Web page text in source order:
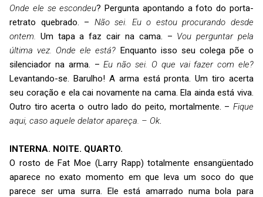
Onde ele se escondeu? Pergunta apontando a foto do porta-
retrato quebrado. – Não sei. Eu o estou procurando desde
ontem. Um tapa a faz cair na cama. – Vou perguntar pela
última vez. Onde ele está? Enquanto isso seu colega põe o
silenciador na arma. –Eu não sei. O que vai fazer com ele?
Levantando-se. Barulho! A arma está pronta. Um tiro acerta
seu coração e ela cai novamente na cama. Ela ainda está viva.
Outro tiro acerta o outro lado do peito, mortalmente. – Fique
aqui, caso aquele delator apareça. – Ok.
INTERNA. NOITE. QUARTO.
O rosto de Fat Moe (Larry Rapp) totalmente ensangüentado
aparece no exato momento em que leva um soco do que
parece ser uma surra. Ele está amarrado numa bola para